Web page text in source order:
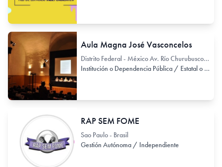
Aula Magna José Vasconcelos
Distrito Federal - México Av. Río Churubusco 79
Institución o Dependencia Pública / Estatal o Provincial
RAP SEM FOME
Sao Paulo - Brasil
Gestión Autónoma / Independiente